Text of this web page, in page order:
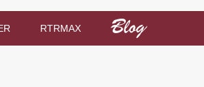
RTRMAX